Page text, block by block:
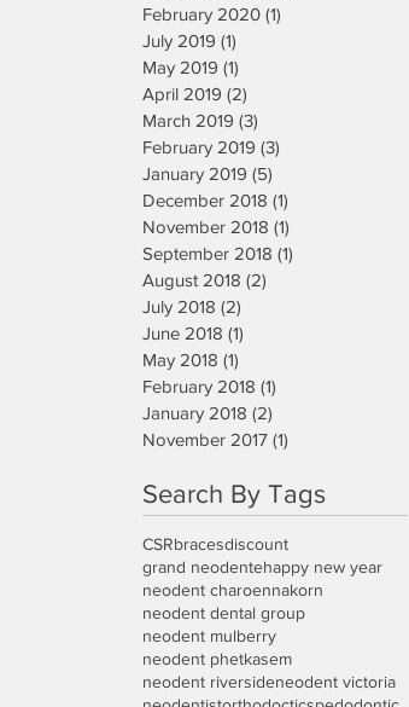
February 2020 (1)
July 2019 (1)
May 2019 (1)
April 2019 (2)
March 2019 (3)
February 2019 (3)
January 2019 (5)
December 2018 (1)
November 2018 (1)
September 2018 (1)
August 2018 (2)
July 2018 (2)
June 2018 (1)
May 2018 (1)
February 2018 (1)
January 2018 (2)
November 2017 (1)
Search By Tags
CSRbracesdiscount
grand neodentehappy new year
neodent charoennakorn
neodent dental group
neodent mulberry
neodent phetkasem
neodent riversideneodent victoria